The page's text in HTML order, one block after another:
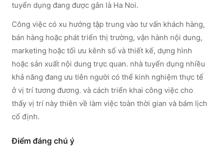
tuyển dụng đang được gắn là Ha Noi.
Công việc có xu hướng tập trung vào tư vấn khách hàng,
bán hàng hoặc phát triển thị trường, vận hành nội dung,
marketing hoặc tối ưu kênh số và thiết kế, dựng hình
hoặc sản xuất nội dung trực quan. nhà tuyển dụng nhiều
khả năng đang ưu tiên người có thể kinh nghiệm thực tế
ở vị trí tương đương. và cách triển khai công việc cho
thấy vị trí này thiên về làm việc toàn thời gian và bám lịch
cố định.
Điểm đáng chú ý